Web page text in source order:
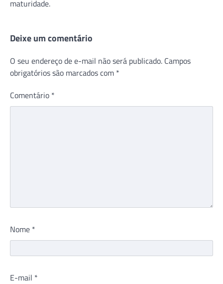
maturidade.
Deixe um comentário
O seu endereço de e-mail não será publicado. Campos
obrigatórios são marcados com *
Comentário *
Nome *
E-mail *